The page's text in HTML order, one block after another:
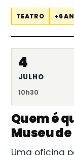
TEATRO +6
4
JULHO
10h30
Quem é
Museu de
Uma oficina